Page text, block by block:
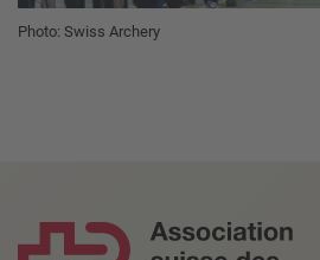
Photo: Swiss Archery